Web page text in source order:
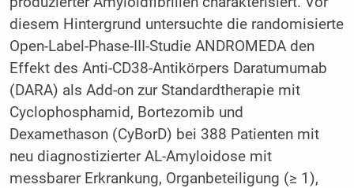
diesem Hintergrund untersuchte die randomisierte
Open-Label-Phase-III-Studie ANDROMEDA den
Effekt des Anti-CD38-Antikörpers Daratumumab
(DARA) als Add-on zur Standardtherapie mit
Cyclophosphamid, Bortezomib und
Dexamethason (CyBorD) bei 388 Patienten mit
neu diagnostizierter AL-Amyloidose mit
messbarer Erkrankung, Organbeteiligung (≥ 1),